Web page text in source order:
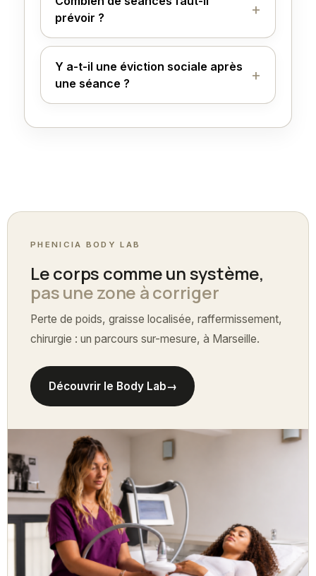
prévoir ?
Y a-t-il une éviction sociale après
une séance ?
PHENICIA BODY LAB
Le corps comme un système,
pas une zone à corriger
Perte de poids, graisse localisée, raffermissement,
chirurgie : un parcours sur-mesure, à Marseille.
Découvrir le Body Lab→